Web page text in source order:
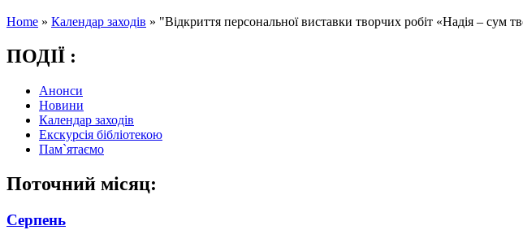
Home » Календар заходів » "Відкриття персональної виставки творчих робіт «Надія – сум
ПОДІЇ :
Анонси
Новини
Календар заходів
Екскурсія бібліотекою
Пам`ятаємо
Поточний місяц:
Серпень